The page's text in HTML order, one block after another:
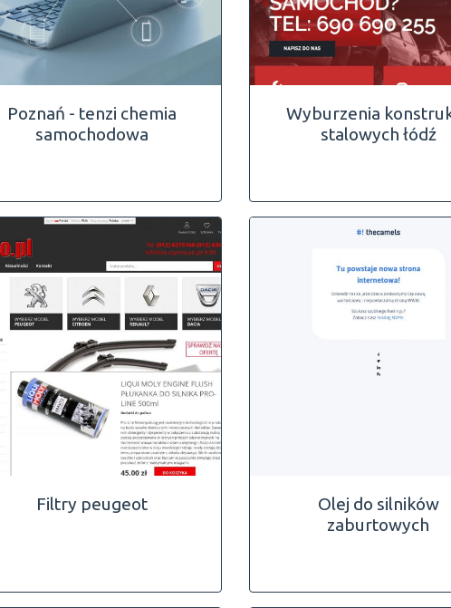
Poznań - tenzi chemia
samochodowa
Wyburzenia
stalowych łódź
Filtry peugeot
Olej do silników
zaburtowych